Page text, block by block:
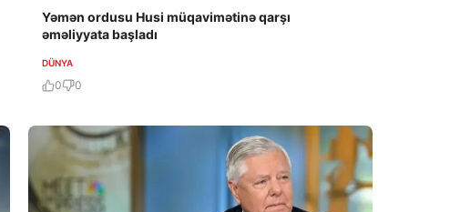
Yəmən ordusu Husi müqavimətinə qarşı
əməliyyata başladı
DÜNYA
0 0